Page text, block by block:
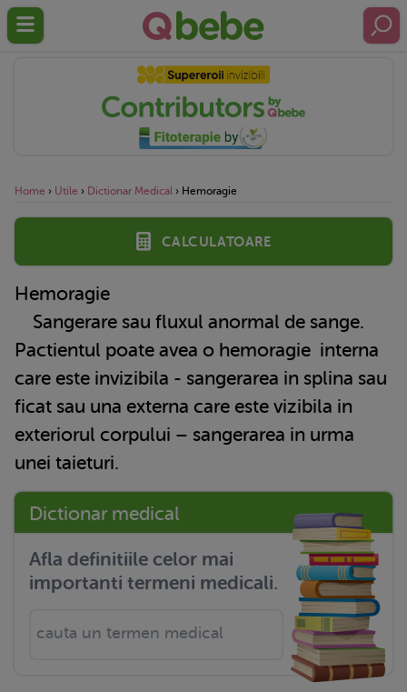
Home › Utile › Dictionar Medical › Hemoragie
Calculatoare
Hemoragie
Sangerare sau fluxul anormal de sange.
Pactientul poate avea o hemoragie interna
care este invizibila - sangerarea in splina sau
ficat sau una externa care este vizibila in
exteriorul corpului – sangerarea in urma
unei taieturi.
Dictionar medical
Afla definitiile celor mai
importanti termeni medicali.